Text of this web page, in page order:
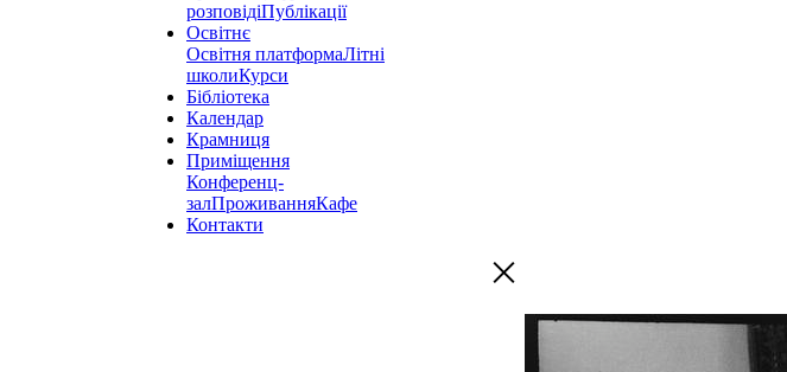
розповідіПублікації
Освітнє
Освітня платформаЛітні
школиКурси
Бібліотека
Календар
Крамниця
Приміщення
Конференц-
залПроживанняКафе
Контакти